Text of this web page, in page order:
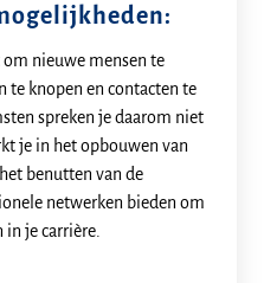
nieuwe mensen te
te knopen en contacten te
spreken je daarom niet
je in het opbouwen van
benutten van de
netwerken bieden om
je carrière.